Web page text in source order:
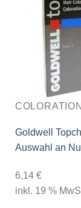
Goldwell
Auswahl an
6,14 €
inkl. 19 %